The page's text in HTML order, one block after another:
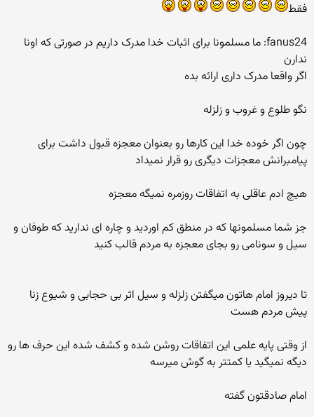
فقط
fanus24: ما مسلمونا برای اثبات خدا مدرک داریم در صورتی که اونا
ندارن
اگر واقعا مدرک داری ارائه بده
نگو طلوع و غروب و زلزله
چون اگر خوده خدا این کارها رو بعنوان معجزه قبول داشت برای
پیامبرانش معجزات دیگری رو قرار نمیداد
هیچ ادم عاقلی به اتفاقات روزمره نمیگه معجزه
جز شما مسلمونها که در منطق کم اوردید و چاره ای ندارید که طوفان و
سیل و سونامی رو بجای معجزه به مردم قالب کنید
تا دیروز امام هاتون میگفتن زلزله و سیل اثر بی حجابی و شیوع زنا
پیش مردم هست
از وقتی پایه علمی این اتفاقات روشن شده و کشف شده این حرف ها رو
دیگه نمیگید یا کمتتر به گوش میرسه
امام صادقتون گفته